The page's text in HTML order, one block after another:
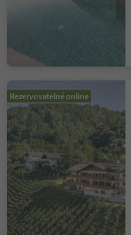
Rezervovatelné online